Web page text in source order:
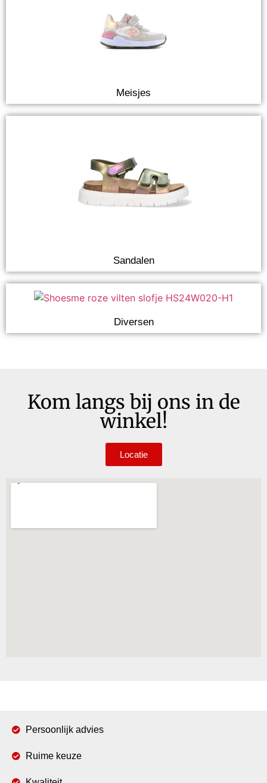
Meisjes
Sandalen
Diversen
Kom langs bij ons in de
winkel!
Locatie
Persoonlijk advies
Ruime keuze